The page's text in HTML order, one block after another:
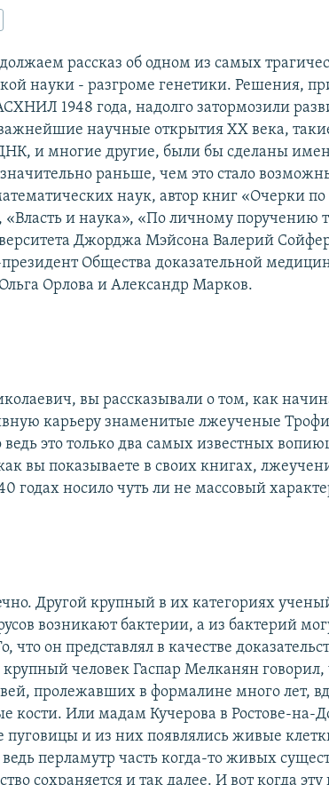
рассказ об одном из самых
науки - разгроме генетики. Решения,
1948 года, надолго затормозили
научные открытия ХХ века,
и многие другие, были бы сделаны
раньше, чем это стало
наук, автор книг «Очерки
«Власть и наука», «По личному поручению
Джорджа Мэйсона Валерий
Общества доказательной
Орлова и Александр Марков.
вы рассказывали о том, как
карьеру знаменитые лжеученые
это только два самых известных
вы показываете в своих книгах,
годах носило чуть ли не массовый
Другой крупный в их категориях
возникают бактерии, а из бактерий
что он представлял в качестве
человек Гаспар Мелканян говорил,
пролежавших в формалине много лет,
кости. Или мадам Кучерова в Ростове-на-
пуговицы и из них появлялись живые
ведь перламутр часть когда-то живых
сохраняется и так далее. И вот когда эту